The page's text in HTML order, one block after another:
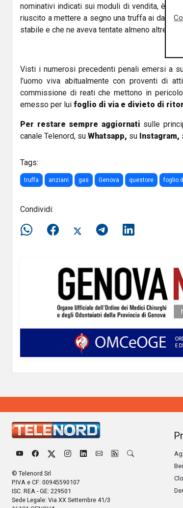
nominativi indicati sui moduli di vendita, è
riuscito a mettere a segno una truffa ai danni
stabile e che ne aveva tentate almeno altre due.
Visti i numerosi precedenti penali emersi a
l’uomo viva abitualmente con proventi di
commissione di reati che mettono in
emesso per lui foglio di via e divieto di
Per restare sempre aggiornati sulle
canale Telenord, su Whatsapp, su Instagram,
Tags:
truffa anziani gas Genova questore foglio
Condividi:
© Telenord Srl
P.IVA e CF: 00945590107
ISC. REA - GE: 229501
Sede Legale: Via XX Settembre 41/3